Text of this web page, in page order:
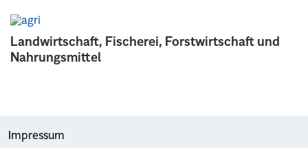
Landwirtschaft, Fischerei, Forstwirtschaft und
Nahrungsmittel
Impressum